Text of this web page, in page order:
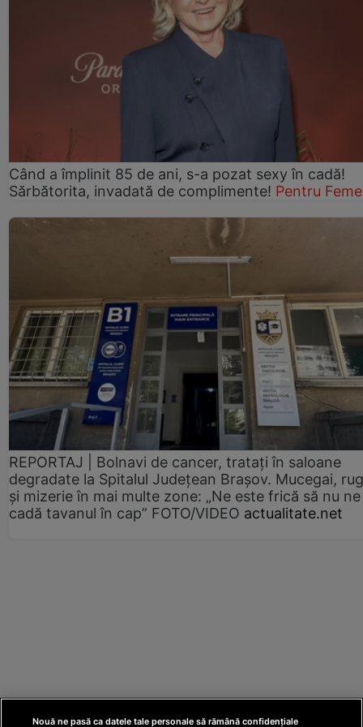
Când a împlinit 85 de ani, s-a pozat sexy în cadă!
Sărbătorita, invadată de complimente! Pentru
REPORTAJ | Bolnavi de cancer, tratați în saloane
degradate la Spitalul Județean Brașov. Mucegai,
și mizerie în mai multe zone: „Ne este frică să nu ne
cadă tavanul în cap” FOTO/VIDEO actualitate.net
Nouă ne pasă ca datele tale personale să rămână confidențiale